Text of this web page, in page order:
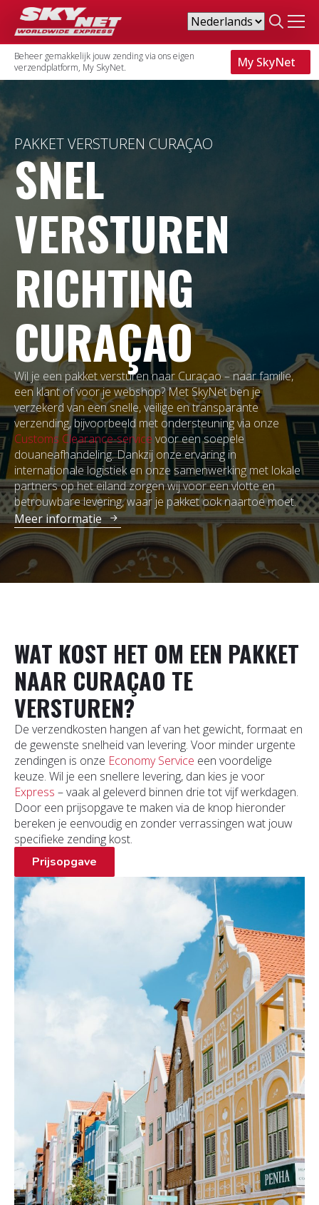
Search
for:
Beheer gemakkelijk jouw zending via ons eigen
verzendplatform, My SkyNet.
My SkyNet
PAKKET VERSTUREN CURAÇAO
SNEL
VERSTUREN
RICHTING
CURAÇAO
Wil je een pakket versturen naar Curaçao – naar familie,
een klant of voor je webshop? Met SkyNet ben je
verzekerd van een snelle, veilige en transparante
verzending, bijvoorbeeld met ondersteuning via onze
Customs Clearance-service voor een soepele
douaneafhandeling. Dankzij onze ervaring in
internationale logistiek en onze samenwerking met lokale
partners op het eiland zorgen wij voor een vlotte en
betrouwbare levering, waar je pakket ook naartoe moet.
Meer informatie
WAT KOST HET OM EEN PAKKET
NAAR CURAÇAO TE
VERSTUREN?
De verzendkosten hangen af van het gewicht, formaat en
de gewenste snelheid van levering. Voor minder urgente
zendingen is onze Economy Service een voordelige
keuze. Wil je een snellere levering, dan kies je voor
Express – vaak al geleverd binnen drie tot vijf werkdagen.
Door een prijsopgave te maken via de knop hieronder
bereken je eenvoudig en zonder verrassingen wat jouw
specifieke zending kost.
Prijsopgave